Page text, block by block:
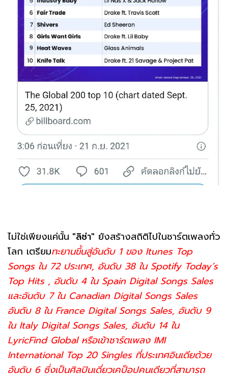
ไม่ใช่เพียงแค่นั้น "ลิซ่า" ยังสร้างสถิติไปในชาร์ตเพลงทั่ว
โลก เตรียมทะยานขึ้นสู่อันดับ 1 ของ Itunes Top
Songs ใน 72 ประเทศ, อันดับ 38 ใน Spotify Today’s
Top Hits , อันดับ 4 ใน Spain Digital Songs Sales
และอันดับ 7 ใน Canadian Digital Songs Sales
อันดับ 8 ใน France Digital Songs Sales, อันดับ 9
ใน Italy Digital Songs Sales, อันดับ 14 ใน
LyricFind Global หรือเข้าชาร์ตเพลง IMI
International Top 20 Singles ที่ประเทศอินเดียด้วย
อันดับ 6 ซึ่งเป็นศิลปินเดี่ยวเคป็อปคนเดียวที่สามารถ